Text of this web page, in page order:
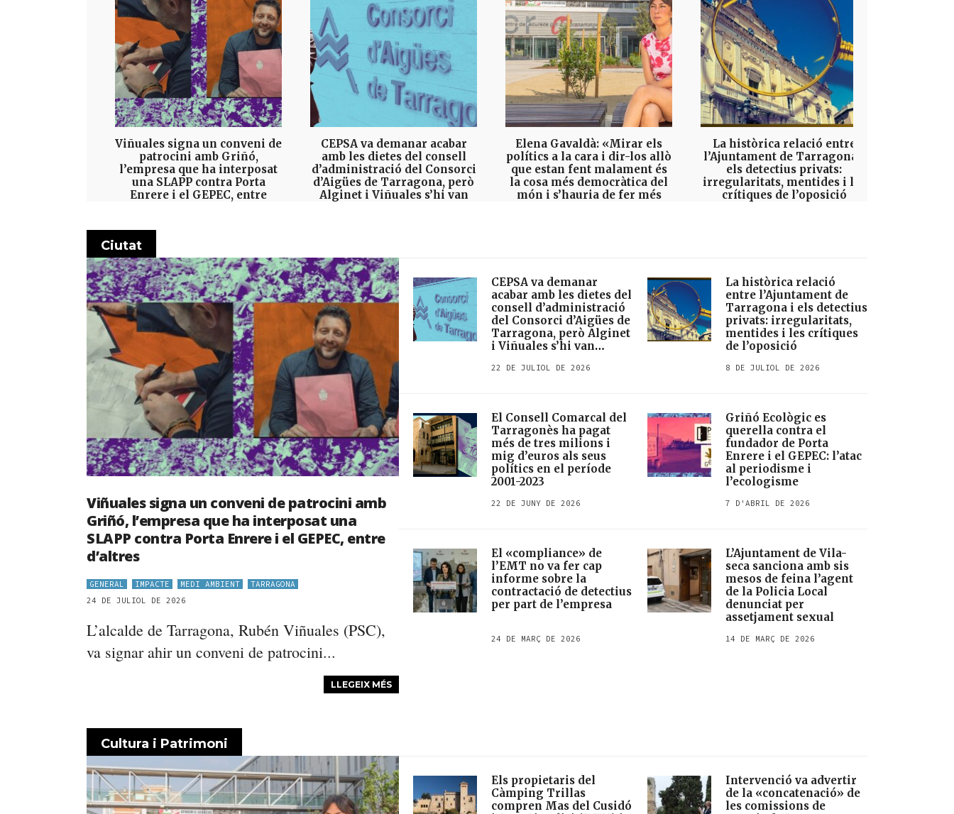
Viñuales signa un conveni de
patrocini amb Griñó,
l’empresa que ha interposat
una SLAPP contra Porta
Enrere i el GEPEC, entre
24 DE JULIOL DE 2026
CEPSA va demanar acabar
amb les dietes del consell
d’administració del Consorci
d’Aigües de Tarragona, però
Alginet i Viñuales s’hi van
Elena Gavaldà: «Mirar els
polítics a la cara i dir-los allò
que estan fent malament és
la cosa més democràtica del
món i s’hauria de fer més
La històrica relació entre
l’Ajuntament de Tarragona i
els detectius privats:
irregularitats, mentides i les
crítiques de l’oposició
Ciutat
Viñuales signa un conveni de patrocini amb
Griñó, l’empresa que ha interposat una
SLAPP contra Porta Enrere i el GEPEC, entre
d’altres
GENERAL IMPACTE MEDI AMBIENT
TARRAGONA
24 DE JULIOL DE 2026
L’alcalde de Tarragona, Rubén Viñuales (PSC),
va signar ahir un conveni de patrocini...
LLEGEIX MÉS
CEPSA va demanar
acabar amb les dietes del
consell d’administració
del Consorci d’Aigües de
Tarragona, però Alginet
i Viñuales s’hi van
22 DE JULIOL DE 2026
La històrica relació
entre l’Ajuntament de
Tarragona i els detectius
privats: irregularitats,
mentides i les crítiques
de l’oposició
8 DE JULIOL DE 2026
El Consell Comarcal del
Tarragonès ha pagat
més de tres milions i
mig d’euros als seus
polítics en el període
2001-2023
22 DE JUNY DE 2026
Griñó Ecològic es
querella contra el
fundador de Porta
Enrere i el GEPEC: l’atac
al periodisme i
l’ecologisme
7 D'ABRIL DE 2026
El «compliance» de
l’EMT no va fer cap
informe sobre la
contractació de detectius
per part de l’empresa
24 DE MARÇ DE 2026
L’Ajuntament de Vila-
seca sanciona amb sis
mesos de feina l’agent
de la Policia Local
denunciat per
assetjament sexual
14 DE MARÇ DE 2026
Cultura i Patrimoni
Els propietaris del
Càmping Trillas
compren Mas del Cusidó
Intervenció va advertir
de la «concatenació» de
les comissions de